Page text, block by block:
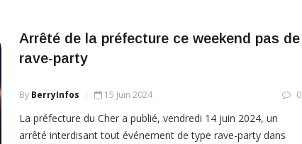
Arrêté de la préfecture ce weekend pas de
rave-party
By BerryInfos 15 Juin 2024 0
La préfecture du Cher a publié, vendredi 14 juin 2024, un
arrêté interdisant tout événement de type rave-party dans